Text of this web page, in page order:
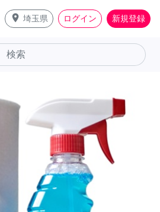
place 埼玉県 ログイン 新規登録